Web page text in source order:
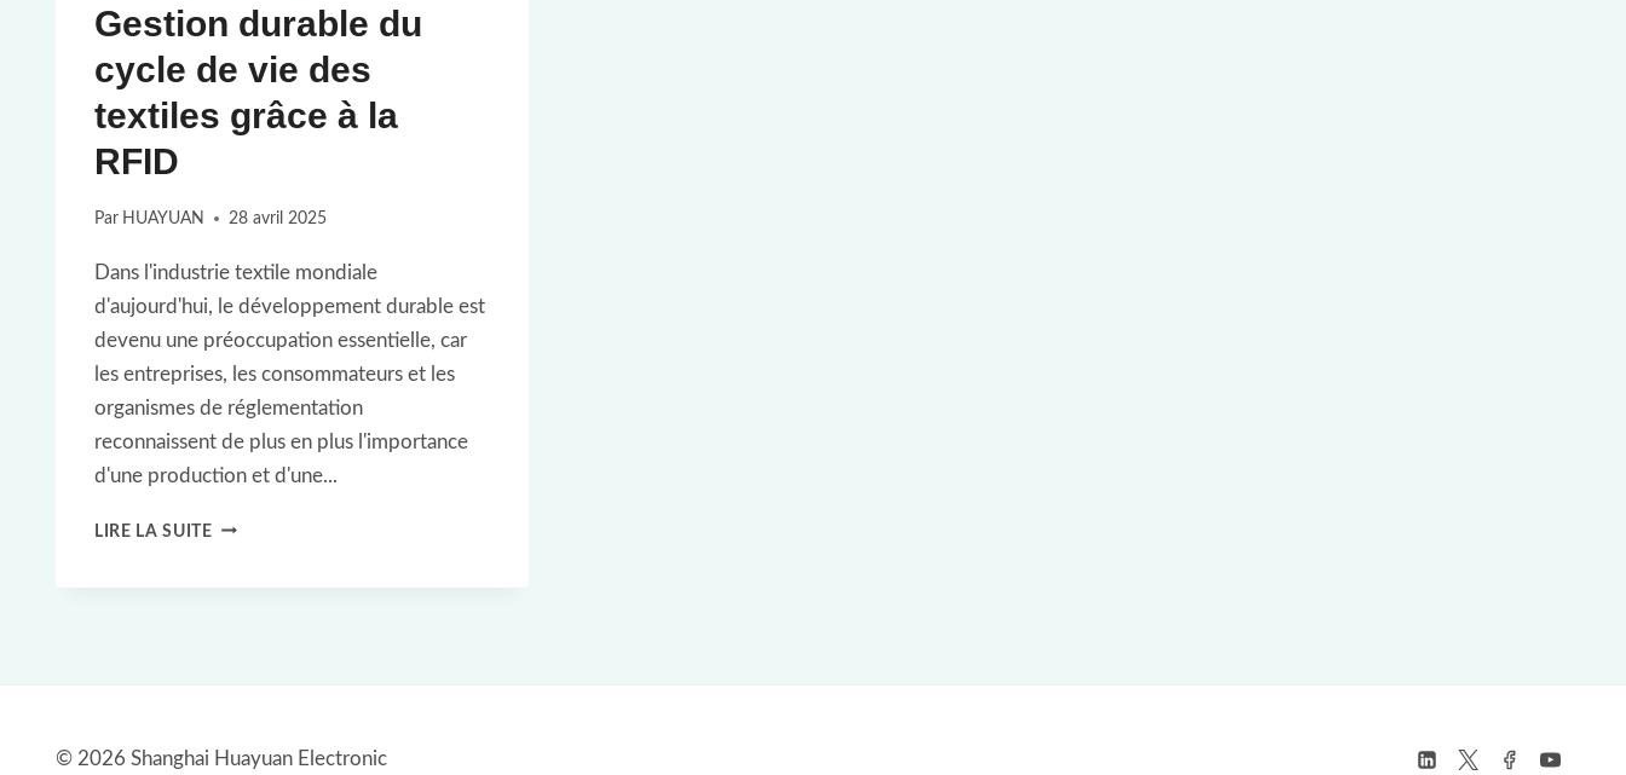
Gestion durable du
cycle de vie des
textiles grâce à la
RFID
Par HUAYUAN 28 avril 2025
Dans l'industrie textile mondiale
d'aujourd'hui, le développement durable est
devenu une préoccupation essentielle, car
les entreprises, les consommateurs et les
organismes de réglementation
reconnaissent de plus en plus l'importance
d'une production et d'une...
LIRE LA SUITEGESTION
TEXTILES
© 2026 Shanghai Huayuan Electronic